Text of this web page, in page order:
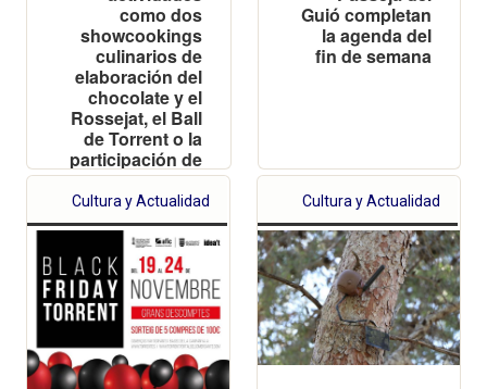
como dos
showcookings
culinarios de
elaboración del
chocolate y el
Rossejat, el Ball
de Torrent o la
participación de
la Reina del
Encuentro
Guió completan
la agenda del
fin de semana
Cultura y Actualidad Cultura y Actualidad